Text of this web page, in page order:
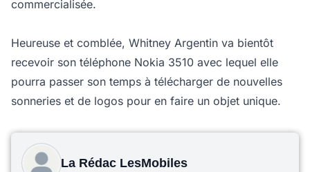
commercialisée.
Heureuse et comblée, Whitney Argentin va bientôt
recevoir son téléphone Nokia 3510 avec lequel elle
pourra passer son temps à télécharger de nouvelles
sonneries et de logos pour en faire un objet unique.
La Rédac LesMobiles